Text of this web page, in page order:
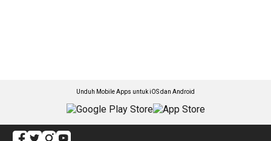
Unduh Mobile Apps untuk iOS dan Android